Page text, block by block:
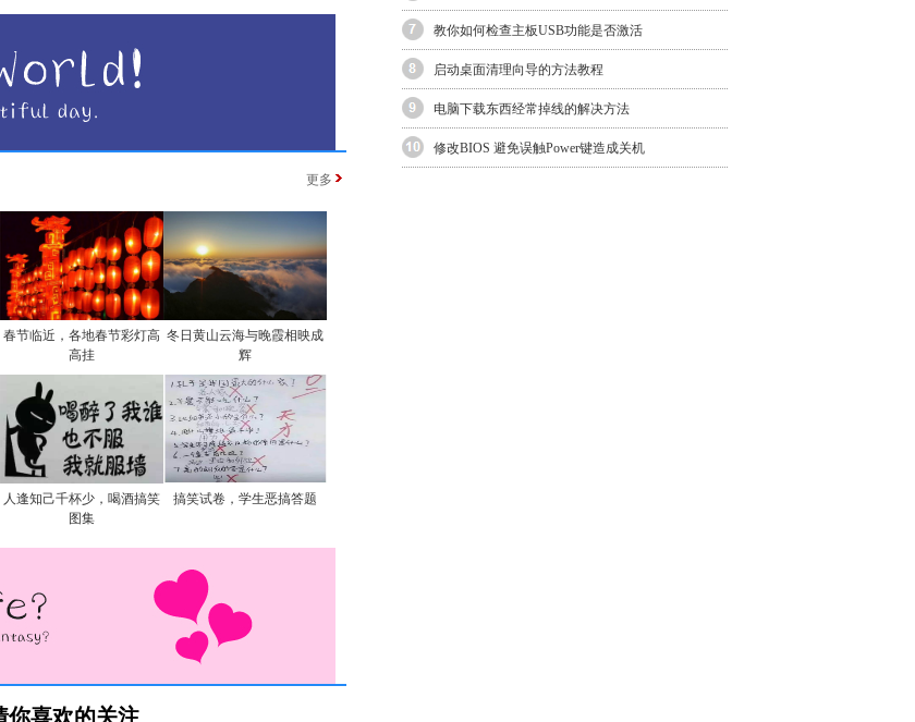
更多
春节临近，各地春节彩灯高
高挂
冬日黄山云海与晚霞相映成
辉
人逢知己千杯少，喝酒搞笑
图集
搞笑试卷，学生恶搞答题
你喜欢的关注
教你如何检查主板USB功能是否激活
启动桌面清理向导的方法教程
电脑下载东西经常掉线的解决方法
修改BIOS 避免误触Power键造成关机